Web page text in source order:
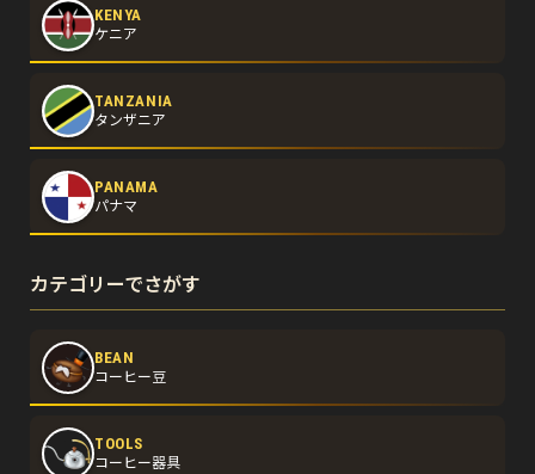
KENYA
ケニア
TANZANIA
タンザニア
PANAMA
パナマ
カテゴリーでさがす
BEAN
コーヒー豆
TOOLS
コーヒー器具